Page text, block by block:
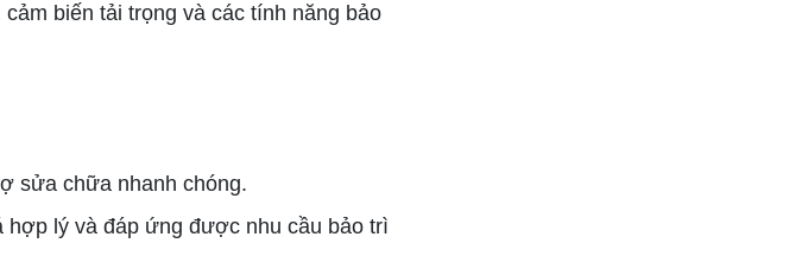
biến tải trọng và các tính năng bảo
sửa chữa nhanh chóng.
lý và đáp ứng được nhu cầu bảo trì